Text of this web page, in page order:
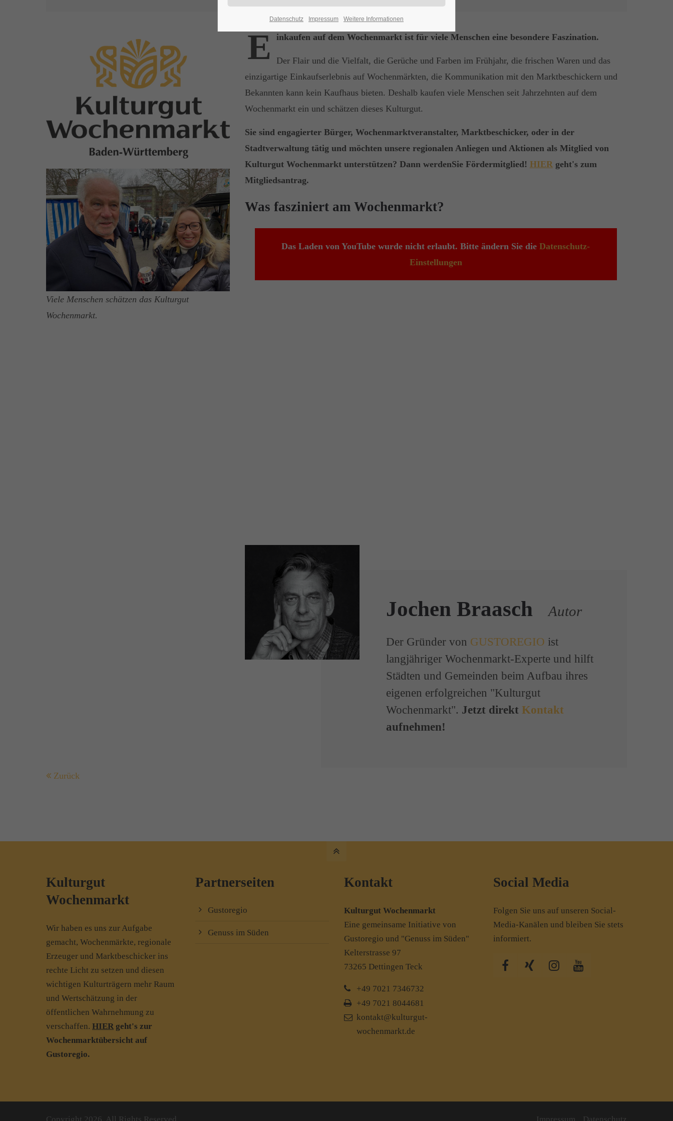
Viele Menschen schätzen das Kulturgut
Wochenmarkt.
E inkaufen auf dem Wochenmarkt ist für viele Menschen eine besondere Faszination.
Der Flair und die Vielfalt, die Gerüche und Farben im Frühjahr, die frischen Waren und das
einzigartige Einkaufserlebnis auf Wochenmärkten, die Kommunikation mit den Marktbeschickern und
Bekannten kann kein Kaufhaus bieten. Deshalb kaufen viele Menschen seit Jahrzehnten auf dem
Wochenmarkt ein und schätzen dieses Kulturgut.
Sie sind engagierter Bürger, Wochenmarktveranstalter, Marktbeschicker, oder in der
Stadtverwaltung tätig und möchten unsere regionalen Anliegen und Aktionen als Mitglied von
Kulturgut Wochenmarkt unterstützen? Dann werdenSie Fördermitglied! HIERgeht's zum
Mitgliedsantrag.
Was fasziniert am Wochenmarkt?
Das Laden von YouTube wurde nicht erlaubt. Bitte ändern Sie dieDatenschutz-
Einstellungen
Jochen Braasch Autor
Der Gründer von GUSTOREGIO ist
langjähriger Wochenmarkt-Experte und hilft
Städten und Gemeinden beim Aufbau ihres
eigenen erfolgreichen "Kulturgut
Wochenmarkt". Jetzt direktKontakt
aufnehmen!
Zurück
Kulturgut
Wochenmarkt
Wir haben es uns zur Aufgabe
gemacht, Wochenmärkte, regionale
Erzeuger und Marktbeschicker ins
rechte Licht zu setzen und diesen
wichtigen Kulturträgern mehr Raum
und Wertschätzung in der
öffentlichen Wahrnehmung zu
verschaffen. HIER geht's zur
Wochenmarktübersicht auf
Gustoregio.
Partnerseiten
Gustoregio
Genuss im Süden
Kontakt
Kulturgut Wochenmarkt
Eine gemeinsame Initiative von
Gustoregio und "Genuss im Süden"
Kelterstrasse 97
73265 Dettingen Teck
+49 7021 7346732
+49 7021 8044681
kontakt@kulturgut-
wochenmarkt.de
Social Media
Folgen Sie uns auf unseren Social-
Media-Kanälen und bleiben Sie stets
informiert.
Datenschutz Impressum Weitere Informationen